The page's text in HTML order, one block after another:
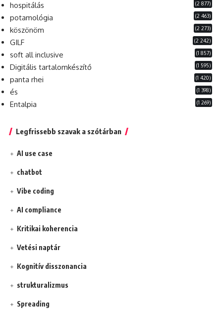
hospitálás (2 877)
potamológia (2 463)
köszönöm (2 273)
GILF (2 242)
soft all inclusive (1 857)
Digitális tartalomkészítő (1 595)
panta rhei (1 420)
és (1 398)
Entalpia (1 269)
Legfrissebb szavak a szótárban
AI use case
chatbot
Vibe coding
AI compliance
Kritikai koherencia
Vetési naptár
Kognitív disszonancia
strukturalizmus
Spreading